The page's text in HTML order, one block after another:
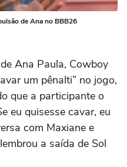
de Ana no BBB26
Ana Paula, Cowboy
um pênalti” no jogo,
que a participante o
eu quisesse cavar, eu
com Maxiane e
a saída de Sol